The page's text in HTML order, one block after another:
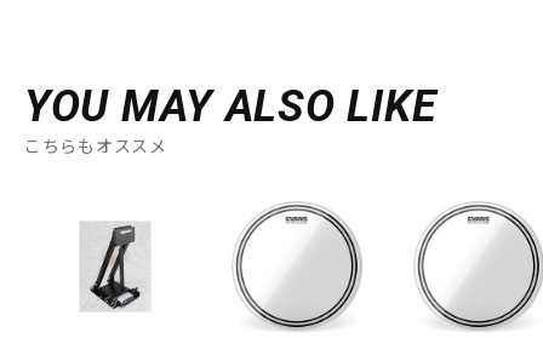
YOU MAY ALSO LIKE
こちらもオススメ